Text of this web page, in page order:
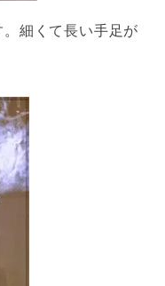
細くて長い手足が